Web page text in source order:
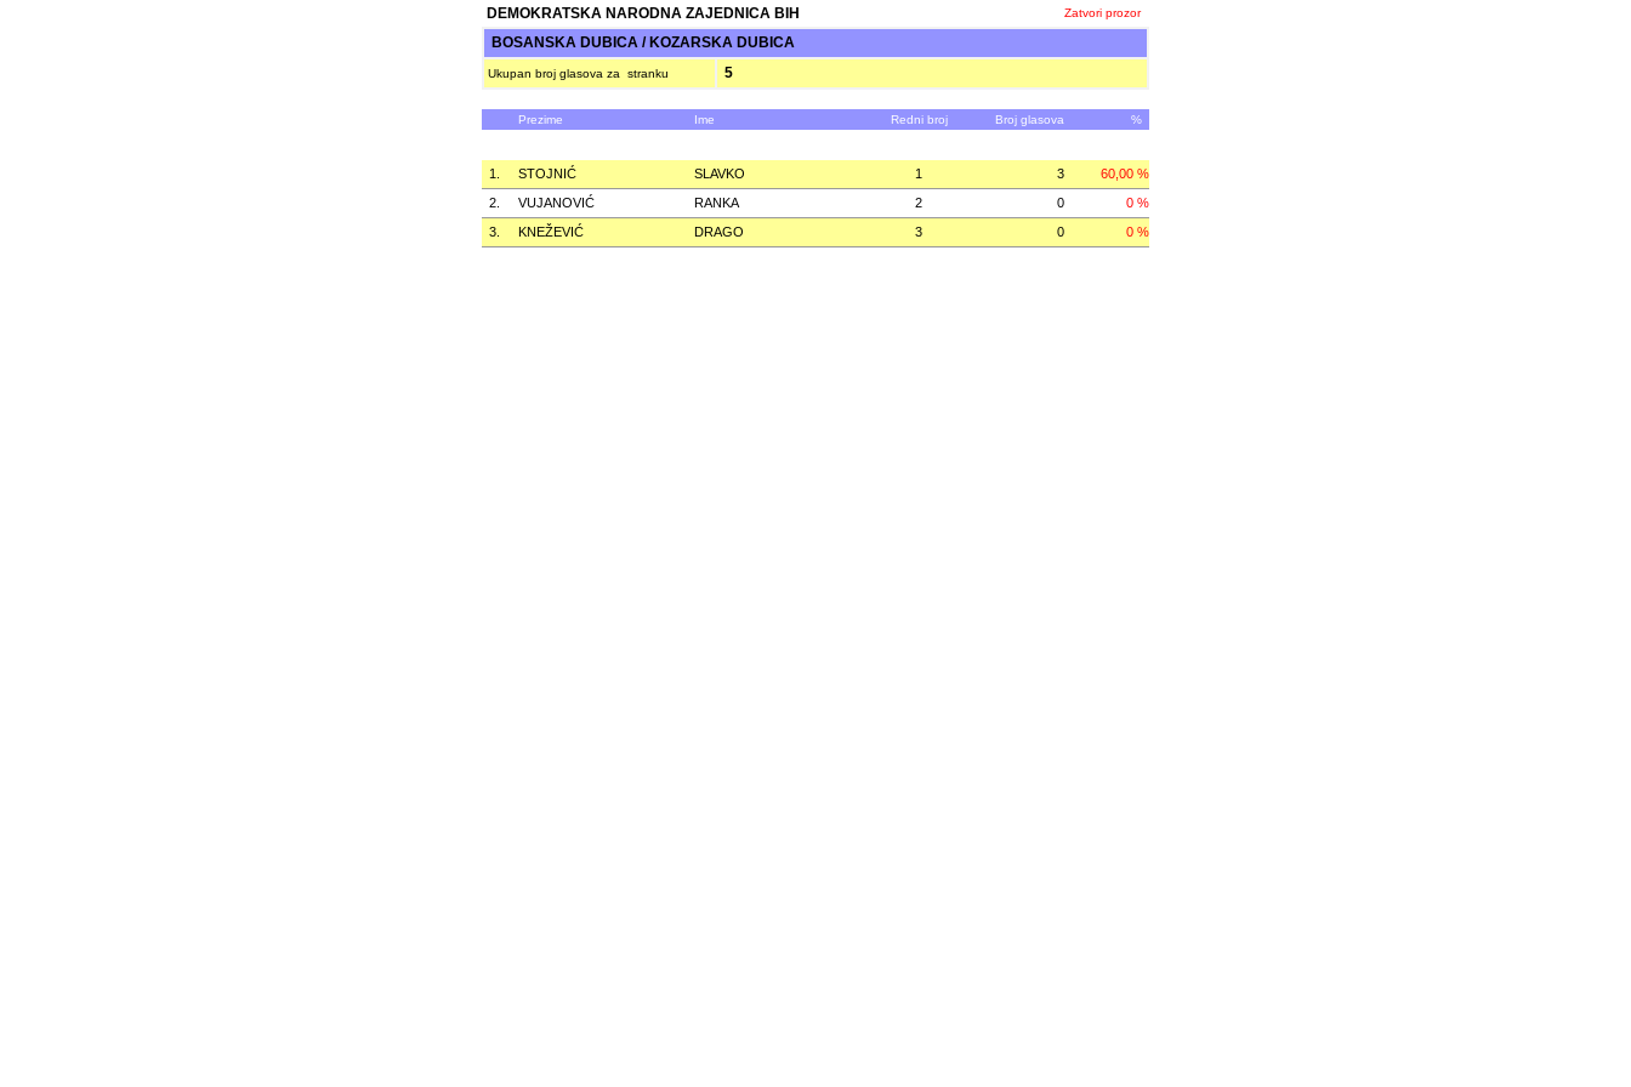
DEMOKRATSKA NARODNA ZAJEDNICA BIH Zatvori prozor
BOSANSKA DUBICA / KOZARSKA DUBICA
Ukupan broj glasova za stranku 5
Prezime Ime Redni broj Broj glasova %
1. STOJNIĆ SLAVKO 1 3
60,00 %
2.
VUJANOVIĆ RANKA 2 0
0 %
3.
KNEŽEVIĆ DRAGO 3 0 0 %